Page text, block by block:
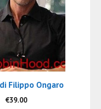
Filippo Ongaro
Il
€39.00Il